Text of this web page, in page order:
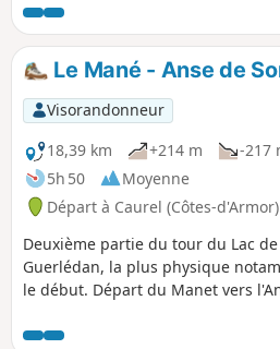
du barrage.Nous invitons bien sur
randonneurs à faire ce circuit en
période printanière où couleurs et
senteurs sont au maximum de leur
renouvellement avec en toile de
eaux claires du lac. Depuis 2024
d'importants travaux se font entre
points 3 et 4 en vue de la
d'une passerelle himalayenne
gratuit en A/R pour le
du Blavet coupant en deux le tour
complet du lac qui restera toujours
possible aux marcheurs les plus
"Inforlmations pratiques".
Le Mané - Anse de
Visorandonneur
18,39 km
+214 m
-217
5h 50
Moyenne
Départ à Caurel (Côtes-d'Armor)
Deuxième partie du tour du Lac de
Guerlédan, la plus physique
le début. Départ du Manet vers
Notre-Dame de Bon Repos. Trajet